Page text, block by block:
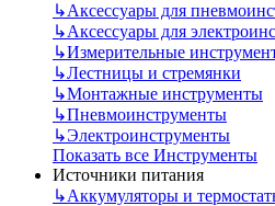
↳Аксессуары для
↳Аксессуары для
↳Измерительные
↳Лестницы и стремянки
↳Монтажные инструменты
↳Пневмоинструменты
↳Электроинструменты
Показать все Инструменты
Источники питания
↳Аккумуляторы и